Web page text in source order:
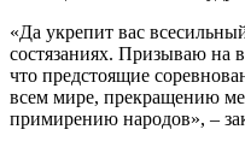
«Да укрепит вас
состязаниях. Призываю на
что предстоящие
всем мире, прекращению
примирению народов», –